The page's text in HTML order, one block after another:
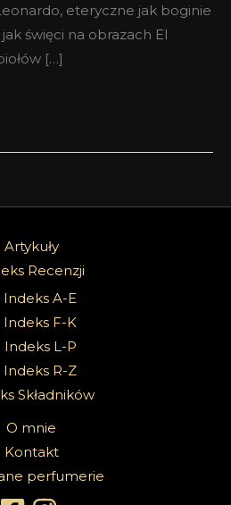
eteryczne jak boginie
święci na obrazach El
[…]
Artykuły
Recenzji
Indeks A-E
Indeks F-K
Indeks L-P
Indeks R-Z
Składników
O mnie
Kontakt
perfumerie